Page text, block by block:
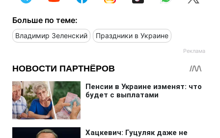
Больше по теме:
Владимир Зеленский Праздники в Украине